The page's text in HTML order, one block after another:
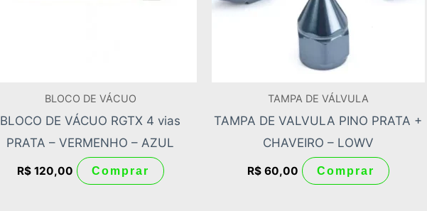
BLOCO DE VÁCUO
BLOCO DE VÁCUO RGTX 4 vias
PRATA – VERMENHO – AZUL
R$120,00 Comprar
TAMPA DE VÁLVULA
TAMPA DE VALVULA PINO PRATA +
CHAVEIRO – LOWV
R$60,00 Comprar
página